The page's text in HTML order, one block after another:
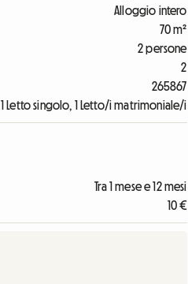
Alloggio intero
70 m²
2 persone
2
265867
1 Letto singolo, 1 Letto/i matrimoniale/i
Tra 1 mese e 12 mesi
10 €